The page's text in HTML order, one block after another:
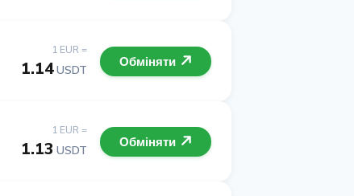
1 EUR =
1.14USDT
Обміняти
1 EUR =
1.13 USDT
Обміняти